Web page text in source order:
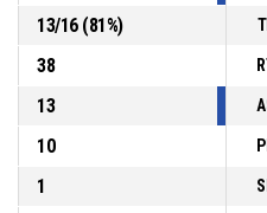
13/16(81%)
38
13
10
1